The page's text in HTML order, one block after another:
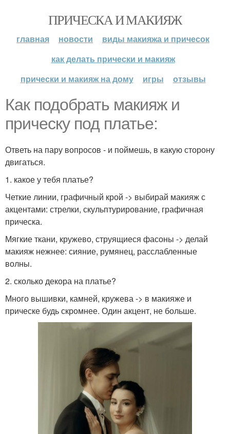
ПРИЧЕСКА И МАКИЯЖ
главная новости
виды макияжа и причесок
как делать прически и макияж
прически и макияж на дому
игры отзывы
Как подобрать макияж и
прическу под платье:
Ответь на пару вопросов - и поймешь, в какую сторону
двигаться.
1. какое у тебя платье?
Четкие линии, графичный крой -> выбирай макияж с
акцентами: стрелки, скульптурирование, графичная
прическа.
Мягкие ткани, кружево, струящиеся фасоны -> делай
макияж нежнее: сияние, румянец, расслабленные
волны.
2. сколько декора на платье?
Много вышивки, камней, кружева -> в макияже и
прическе будь скромнее. Один акцент, не больше.